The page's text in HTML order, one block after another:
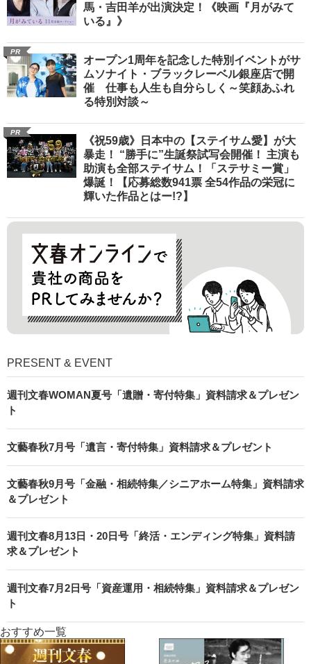
馬・吉田羊が出演決定！《映画『月がみて
いる』》
PR
オープン1周年を記念した特別イベントがサ
ムソナイト・ブラックレーベル銀座店で開
催 仕事も人生も自分らしく～笑顔あふれ
る特別対談～
PR
《祝59歳》日本中の【ステイサム愛】が大
暴走！ “勝手に”生誕祭試写会開催！ 主演も
助演も全部ステイサム！「ステサミー賞」
爆誕！【応募総数941票 全54作品の栄冠に
輝いた作品とはー!?】
PRESENT & EVENT
週刊文春WOMAN夏号「遺贈・寄付特集」資料請求＆プレゼン
ト
文藝春秋7月号「遺言・寄付特集」資料請求＆プレゼント
文藝春秋9月号「金融・相続特集／シニアホーム特集」資料請求
＆プレゼント
週刊文春8月13日・20日号「終活・エンディング特集」資料請
求＆プレゼント
週刊文春7月2日号「資産運用・相続特集」資料請求＆プレゼン
ト
おすすめ一覧